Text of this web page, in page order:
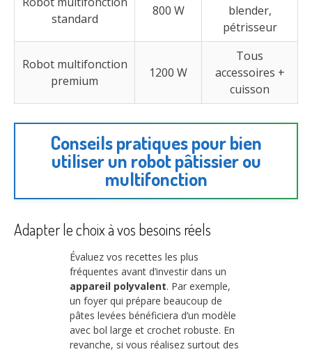
standard
800 W
blender,
pétrisseur
Robot multifonction
premium
1200 W
Tous
accessoires +
cuisson
Conseils pratiques pour bien
utiliser un robot pâtissier ou
multifonction
Adapter le choix à vos besoins réels
Évaluez vos recettes les plus
fréquentes avant d’investir dans un
appareil polyvalent. Par exemple,
un foyer qui prépare beaucoup de
pâtes levées bénéficiera d’un modèle
avec bol large et crochet robuste. En
revanche, si vous réalisez surtout des